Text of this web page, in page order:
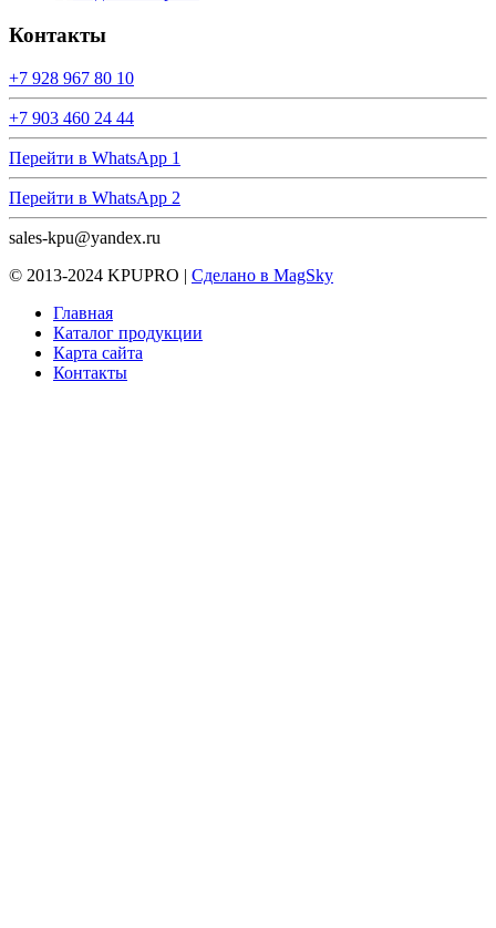
Контакты
+7 928 967 80 10
+7 903 460 24 44
Перейти в WhatsApp 1
Перейти в WhatsApp 2
sales-kpu@yandex.ru
© 2013-2024 KPUPRO | Сделано в MagSky
Главная
Каталог продукции
Карта сайта
Контакты